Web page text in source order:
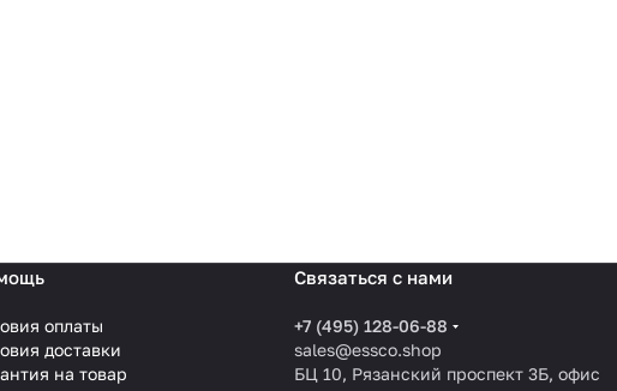
оплаты
доставки
на товар
Связаться с нами
+7 (495) 128-06-88
sales@essco.shop
БЦ 10, Рязанский проспект 3Б, офис